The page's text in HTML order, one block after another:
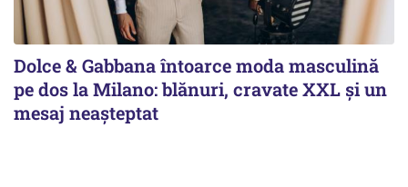
Dolce & Gabbana întoarce moda masculină
pe dos la Milano: blănuri, cravate XXL și un
mesaj neașteptat